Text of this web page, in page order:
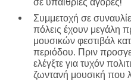
Συμμετοχή σε
πόλεις έχουν μεγάλη
μουσικών φεστιβάλ
περιόδου. Πριν
ελέγξτε για τυχόν
ζωντανή μουσική που